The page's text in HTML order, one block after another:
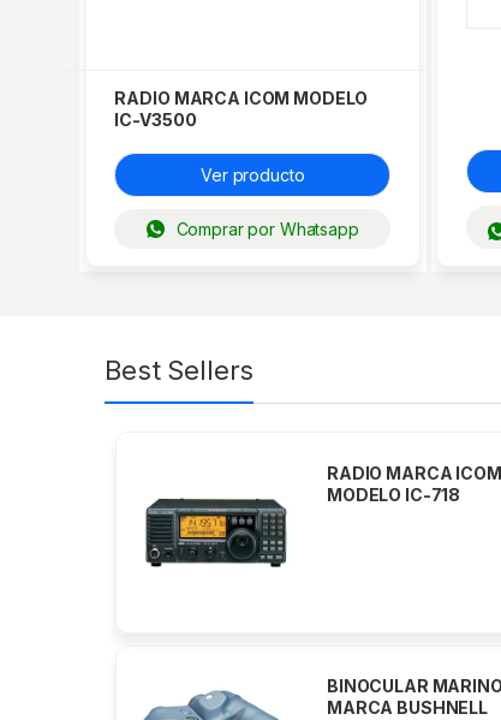
RADIO MARCA ICOM MODELO
IC-V3500
Ver producto
Comprar por Whatsapp
Best Sellers
TRANSDUCER DE
BRONCE CON
RADIO MOVIL / BASE
VHF MARINO MARCA